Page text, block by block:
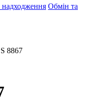
надходження Обмін та
8867